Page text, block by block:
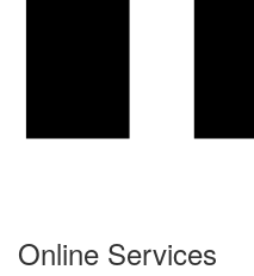
Online Services